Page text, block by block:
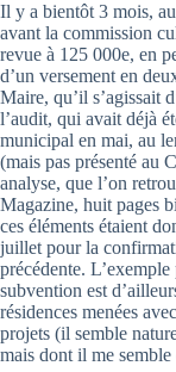
Il y a bientôt 3 mois,
avant la commission
revue à 125 000e, en
d’un versement en
Maire, qu’il s’agissait
l’audit, qui avait déjà
municipal en mai, au
(mais pas présenté au
analyse, que l’on
Magazine, huit pages
ces éléments étaient
juillet pour la
précédente.
subvention est
résidences menées
projets (il semble
mais dont il me